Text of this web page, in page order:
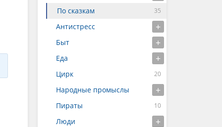
По сказкам
Антистресс
Быт
Еда
Цирк
Народные промыслы
Пираты
Люди